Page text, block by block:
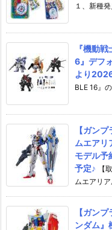
１、新種
『機動
6』デフ
より
BLE 16』
【ガン
ムエアリ
モデル
予定♪
【
ムエアリ
【ガン
ンダム』